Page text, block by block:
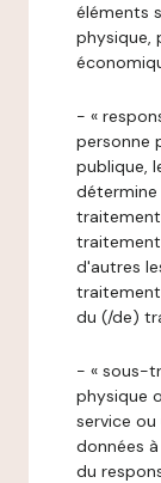
éléments
physique,
- «
personne
publique,
détermine
d'autres
du (/de)
- « sous-
physique
service
données
du